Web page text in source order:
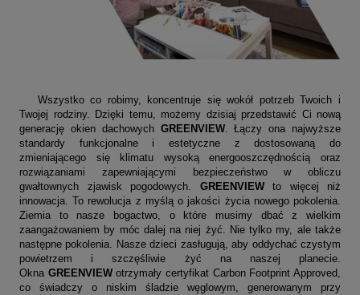
Wszystko co robimy, koncentruje się wokół potrzeb Twoich i
Twojej rodziny. Dzięki temu, możemy dzisiaj przedstawić Ci nową
generację okien dachowych GREENVIEW. Łączy ona najwyższe
standardy funkcjonalne i estetyczne z dostosowaną do
zmieniającego się klimatu wysoką energooszczędnością oraz
rozwiązaniami zapewniającymi bezpieczeństwo w obliczu
gwałtownych zjawisk pogodowych. GREENVIEWto więcej niż
innowacja. To rewolucja z myślą o jakości życia nowego pokolenia.
Ziemia to nasze bogactwo, o które musimy dbać z wielkim
zaangażowaniem by móc dalej na niej żyć. Nie tylko my, ale także
następne pokolenia. Nasze dzieci zasługują, aby oddychać czystym
powietrzem i szczęśliwie żyć na naszej planecie.
Okna GREENVIEWotrzymałycertyfikat Carbon Footprint Approved,
co świadczy o niskim śladzie węglowym, generowanym przy